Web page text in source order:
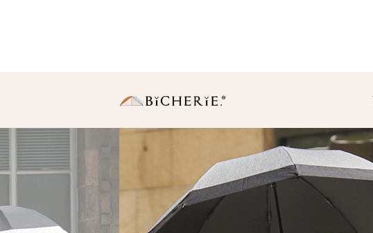
日傘
長傘
・Sサイズ（親骨50cm）
中棒伸縮タイプの使いやすい小ぶ